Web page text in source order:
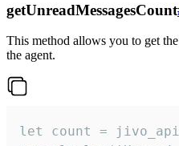
getUnreadMessagesCount
This method allows you to get
the agent.
let count =